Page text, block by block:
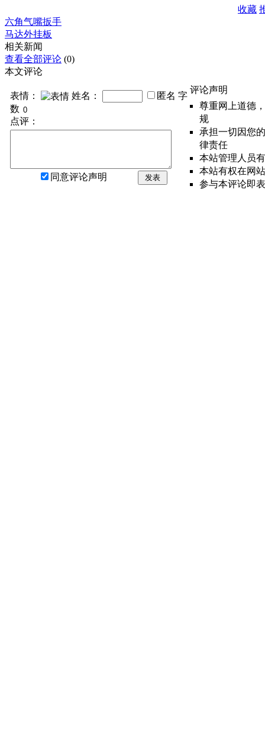
收藏
六角气嘴扳手
马达外挂板
相关新闻
查看全部评论 (0)
本文评论
表情： 姓名： 匿名 字
数
点评：
同意评论声明 发表
评论声明
尊重网上道德
规
承担一切因您
律责任
本站管理人员
本站有权在网
参与本评论即